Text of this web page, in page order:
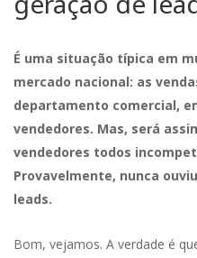
É uma situação típica em
mercado nacional: as
departamento comercial,
vendedores. Mas, será
vendedores todos
Provavelmente, nunca
leads.
Bom, vejamos. A verdade é